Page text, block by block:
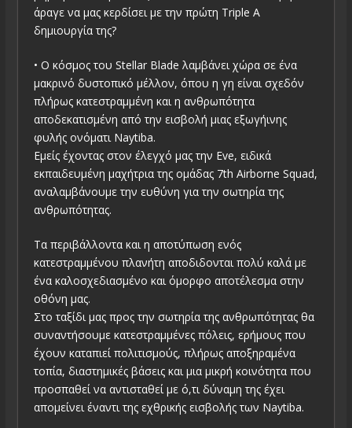
άραγε να μας κερδίσει με την πρώτη Triple Α
δημιουργία της?
• Ο κόσμος του Stellar Blade λαμβάνει χώρα σε ένα
μακρινό δυστοπικό μέλλον, όπου η γη είναι σχεδόν
πλήρως κατεστραμμένη και η ανθρωπότητα
αποδεκατισμένη από την εισβολή μιας εξωγήινης
φυλής ονόματι Naytiba.
Εμείς έχοντας στον έλεγχό μας την Eve, ειδικά
εκπαιδευμένη μαχήτρια της ομάδας 7th Airborne Squad,
αναλαμβάνουμε την ευθύνη για την σωτηρία της
ανθρωπότητας.
Τα περιβάλλοντα και η αποτύπωση ενός
κατεστραμμένου πλανήτη αποδιδονται πολύ καλά με
ένα καλοσχεδιασμένο και όμορφο αποτέλεσμα στην
οθόνη μας.
Στο ταξίδι μας προς την σωτηρία της ανθρωπότητας θα
συναντήσουμε κατεστραμμένες πόλεις, ερήμους που
έχουν καταπιεί πολιτισμούς, πλήρως αποξηραμένα
τοπία, διαστημικές βάσεις και μια μικρή κοινότητα που
προσπαθεί να αντισταθεί με ό,τι δύναμη της έχει
απομείνει έναντι της εχθρικής εισβολής των Naytiba.